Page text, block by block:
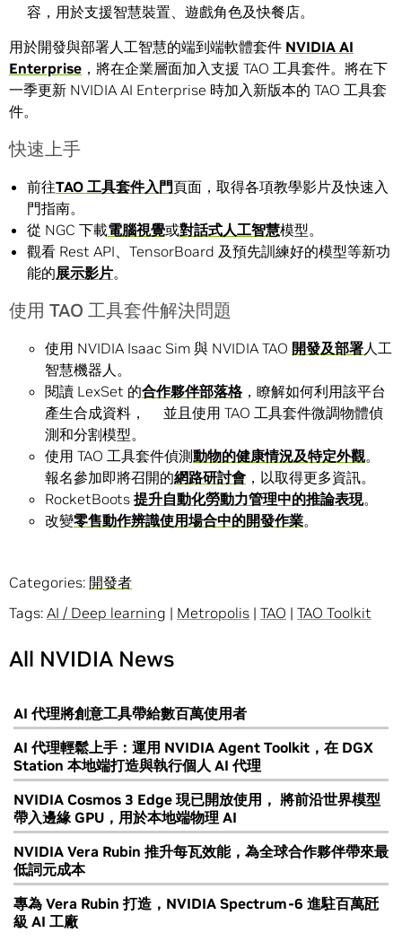
容，用於支援智慧裝置、遊戲角色及快餐店。
用於開發與部署人工智慧的端到端軟體套件 NVIDIA AI
Enterprise ，將在企業層面加入支援 TAO 工具套件。將在下
一季更新 NVIDIA AI Enterprise 時加入新版本的 TAO 工具套
件。
快速上手
前往TAO 工具套件入門頁面，取得各項教學影片及快速入
門指南。
從 NGC 下載電腦視覺或對話式人工智慧模型。
觀看 Rest API、TensorBoard 及預先訓練好的模型等新功
能的展示影片。
使用 TAO 工具套件解決問題
使用 NVIDIA Isaac Sim 與 NVIDIA TAO 開發及部署人工
智慧機器人。
閱讀 LexSet 的合作夥伴部落格，瞭解如何利用該平台
產生合成資料， 並且使用 TAO 工具套件微調物體偵
測和分割模型。
使用 TAO 工具套件偵測動物的健康情況及特定外觀。
報名參加即將召開的網路研討會 ，以取得更多資訊。
RocketBoots 提升自動化勞動力管理中的推論表現。
改變零售動作辨識使用場合中的開發作業。
Categories: 開發者
Tags: AI / Deep learning | Metropolis | TAO | TAO Toolkit
All NVIDIA News
AI 代理將創意工具帶給數百萬使用者
AI 代理輕鬆上手：運用 NVIDIA Agent Toolkit，在 DGX
Station 本地端打造與執行個人 AI 代理
NVIDIA Cosmos 3 Edge 現已開放使用， 將前沿世界模型
帶入邊緣 GPU，用於本地端物理 AI
NVIDIA Vera Rubin 推升每瓦效能，為全球合作夥伴帶來最
低詞元成本
專為 Vera Rubin 打造，NVIDIA Spectrum-6 進駐百萬瓩
級 AI 工廠